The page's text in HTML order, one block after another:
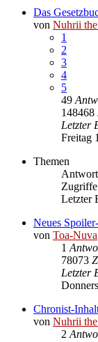
Das
von Nuhrii
1
2
3
4
5
49
148468
Letzter
Freitag
Themen
Zugriffe
Letzter
Neues
von Toa-Nuva
1
78073
Letzter
Chronist-
von Nuhrii
2